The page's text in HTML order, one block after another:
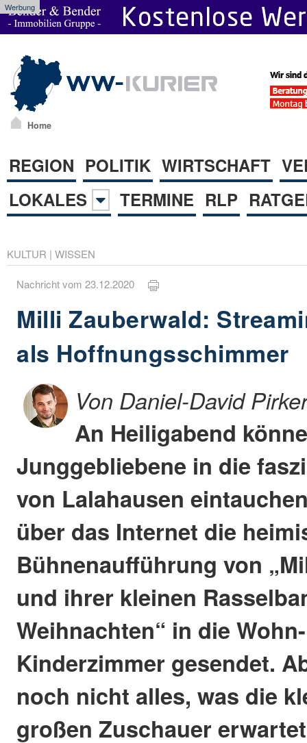
Werbung
Home
REGION POLITIK WIRTSCHAFT
LOKALES
TERMINE RLP
KULTUR | WISSEN
Nachricht vom 23.12.2020
Milli Zauberwald:
als Hoffnungsschimmer
Von Daniel-David
An Heiligabend
Junggebliebene in die
von Lalahausen
über das Internet die
Bühnenaufführung von
und ihrer kleinen
Weihnachten“ in die
Kinderzimmer gesendet.
noch nicht alles, was die
großen Zuschauer